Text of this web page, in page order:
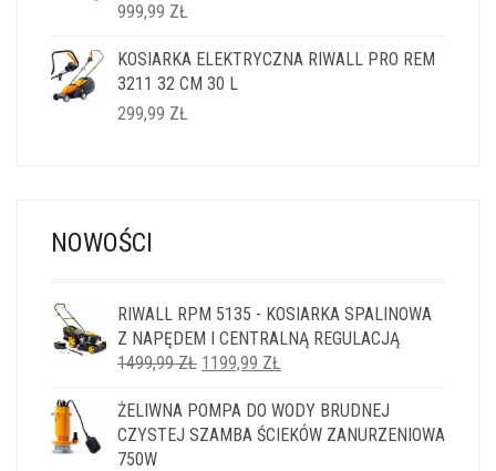
999,99 ZŁ
KOSIARKA ELEKTRYCZNA RIWALL PRO REM
3211 32 CM 30 L
299,99 ZŁ
NOWOŚCI
RIWALL RPM 5135 - KOSIARKA SPALINOWA
Z NAPĘDEM I CENTRALNĄ REGULACJĄ
1499,99ZŁ PIERWOTNA
WYNOSIŁA:
1499,99 ZŁ.
1199,99 ZŁ
WYNOSI:
1199,99 ZŁ.
ŻELIWNA POMPA DO WODY BRUDNEJ
CZYSTEJ SZAMBA ŚCIEKÓW ZANURZENIOWA
750W